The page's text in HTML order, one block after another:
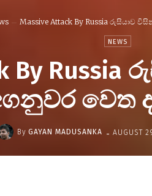
Massive Attack By Russia රුසියාව
NEWS
By
වෙත
By GAYAN MADUSANKA - AUGUST